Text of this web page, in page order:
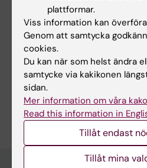
Jag diskuterar gärna
utbildning, delar idéer
möjligheter till
Är du Helena Brodin?
Redigera din profil
plattformar.
Viss information kan
Genom att samtycka
cookies.
Du kan när som helst ändra
samtycke via kakikonen
sidan.
Mer information om våra
Read this information in
Tillåt endast
Tillåt mina